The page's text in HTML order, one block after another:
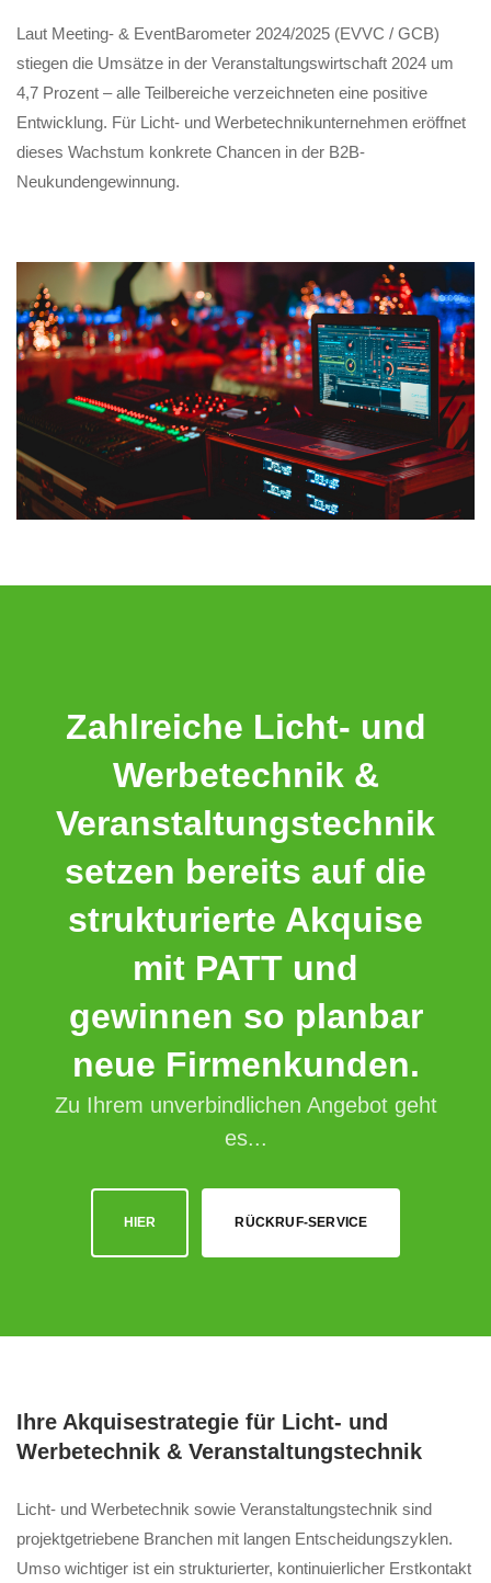
Laut Meeting- & EventBarometer 2024/2025 (EVVC / GCB)
stiegen die Umsätze in der Veranstaltungswirtschaft 2024 um
4,7 Prozent – alle Teilbereiche verzeichneten eine positive
Entwicklung. Für Licht- und Werbetechnikunternehmen eröffnet
dieses Wachstum konkrete Chancen in der B2B-
Neukundengewinnung.
Zahlreiche Licht- und
Werbetechnik &
Veranstaltungstechnik
setzen bereits auf die
strukturierte Akquise
mit PATT und
gewinnen so planbar
neue Firmenkunden.
Zu Ihrem unverbindlichen Angebot geht
es...
HIER RÜCKRUF-SERVICE
Ihre Akquisestrategie für Licht- und
Werbetechnik & Veranstaltungstechnik
Licht- und Werbetechnik sowie Veranstaltungstechnik sind
projektgetriebene Branchen mit langen Entscheidungszyklen.
Umso wichtiger ist ein strukturierter, kontinuierlicher Erstkontakt